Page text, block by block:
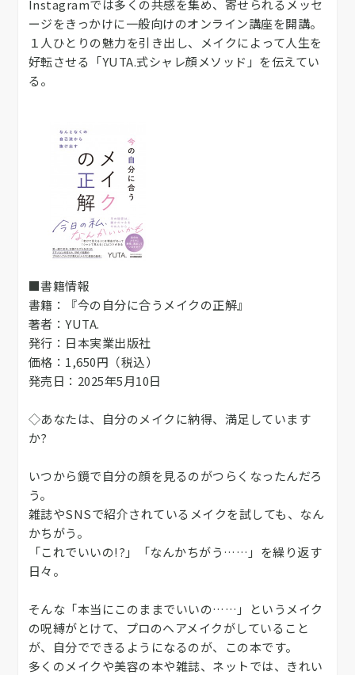
Instagramでは多くの共感を集め、寄せられるメッセ
ージをきっかけに一般向けのオンライン講座を開講。
１人ひとりの魅力を引き出し、メイクによって人生を
好転させる「YUTA.式シャレ顔メソッド」を伝えてい
る。
■書籍情報
書籍：『今の自分に合うメイクの正解』
著者：YUTA.
発行：日本実業出版社
価格：1,650円（税込）
発売日：2025年5月10日
◇あなたは、自分のメイクに納得、満足しています
か?
いつから鏡で自分の顔を見るのがつらくなったんだろ
う。
雑誌やSNSで紹介されているメイクを試しても、なん
かちがう。
「これでいいの!?」「なんかちがう……」を繰り返す
日々。
そんな「本当にこのままでいいの……」というメイク
の呪縛がとけて、プロのヘアメイクがしていること
が、自分でできるようになるのが、この本です。
多くのメイクや美容の本や雑誌、ネットでは、きれい